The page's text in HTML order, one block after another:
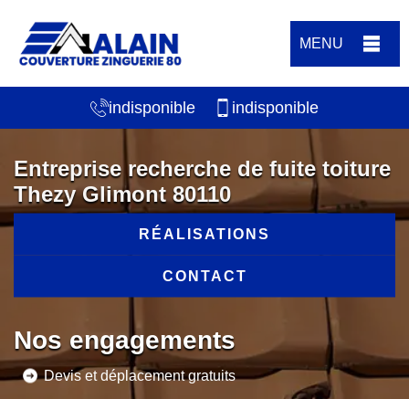
MENU
indisponible indisponible
Entreprise recherche de fuite toiture
Thezy Glimont 80110
RÉALISATIONS
CONTACT
Nos engagements
Devis et déplacement gratuits